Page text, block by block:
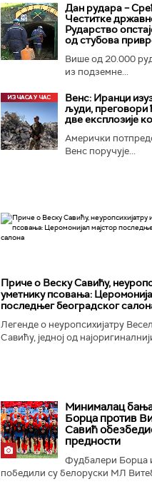
Дан рудара –
Честитке
Рударство
од стубова
Више од 20.000
из подземне...
Венс: Иранци
људи, преговори
две експлозије
Амерички
Венс поручује...
Приче о Веску Савићу,
уметнику псовања:
последњег београдског
Легенде о неуропсихијатру
Савићу, једној од
Минималац
Борца против
Савић
предности
Фудбалери Борца
победили су белоруски МЛ